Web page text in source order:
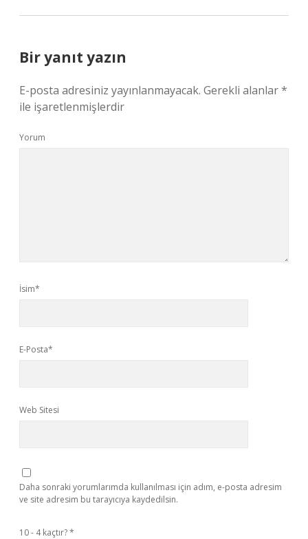
Bir yanıt yazın
E-posta adresiniz yayınlanmayacak. Gerekli alanlar*
ile işaretlenmişlerdir
Yorum
İsim*
E-Posta*
Web Sitesi
Daha sonraki yorumlarımda kullanılması için adım, e-posta adresim
ve site adresim bu tarayıcıya kaydedilsin.
10 - 4 kaçtır?*